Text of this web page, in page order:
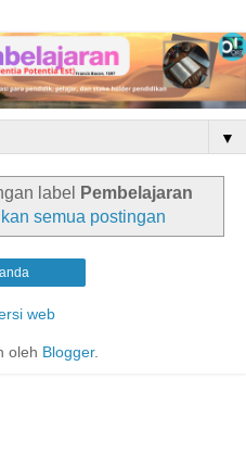
▼
label
Pembelajaran
semua postingan
web
oleh Blogger.